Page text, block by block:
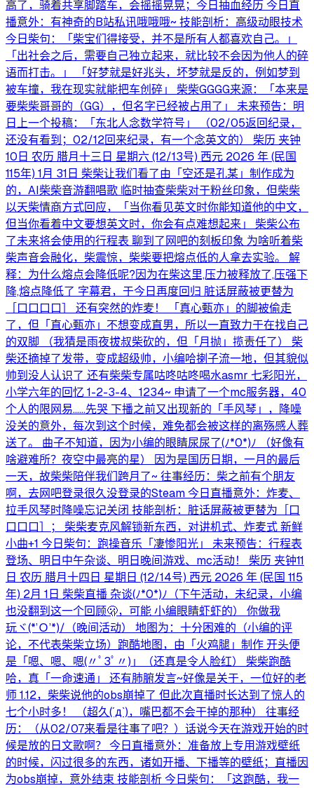
高了，骑着共享脚踏车，会摇摇晃晃；今日抽血经历 今日直
播意外：有神奇的B站私讯哦哦哦~ 技能剖析：高级动眼技术
今日柴句：「柴宝们得接受，并不是所有人都喜欢自己。」
「出社会之后，需要自己独立起来，就比较不会因为他人的碎
语而打击。」 「好梦就是好兆头，坏梦就是反的，例如梦到
被车撞，我在现实就能把车创碎」 柴柴GGGG来源：「本来是
要柴柴哥哥的（GG），但名字已经被占用了」 未来预告：明
日上一个投稿：「东北人念数学符号」 （02/05返回纪录，
还没有看到；02/12回来纪录，有一个念英文的） 柴历 夹钟
10日 农历 腊月十三日 星期六 (12/13号) 西元 2026 年 (民国
115年) 1月 31日 柴柴让我们看了由「空还是孔某」制作成为
的，AI柴柴音游翻唱歌 临时抽查柴柴对于粉丝印象，但柴柴
以天柴情商方式回应，「当你看见英文时你能知道他的中文，
但当你看着中文要想英文时，你会有点难想起来」 柴柴公布
了未来将会使用的行程表 聊到了网吧的刻板印象 为啥听着柴
柴声音会融化，柴震惊，柴柴要把熔点低的人拿去实验。 解
释：为什么熔点会降低呢?因为在柴这里,压力被释放了,压强下
降,熔点降低了 字幕君，于今日再度回归 脏话屏蔽被更替为
［口口口口］ 还有突然的炸麦！ 「真心甄亦」的脚被偷走
了，但「直心甄亦」不想变成直男，所以一直致力于在找自己
的双脚 （我猜是雨夜拔叔柴砍的，但「月抛」揽责任了） 柴
柴还摘掉了发带，变成超级帅，小编哈揦子流一地，但其貌似
帅到没人认识了 还有柴柴专属咕咚咕咚喝水asmr 七彩阳光，
小学六年的回忆 1-2-3-4、1234~ 申请了一个mc服务器，40
个人的限网易……先哭 下播之前又出现新的「手风琴」，降噪
没关的意外，每次到这个时候，难免都会被这样的离殇感人葬
送了。 曲子不知道，因为小编的眼睛尿尿了(⁠ﾉ⁠*⁠0⁠*⁠)⁠ﾉ （好像有
啥避难所？夜空中最亮的星） 因为是国历日期，一月的最后
一天，故柴柴陪伴我们跨月了~ 往事经历：柴之前有个朋友
啊，去网吧登录很久没登录的Steam 今日直播意外：炸麦、
拉手风琴时降噪忘记关闭 技能剖析：脏话屏蔽被更替为［口
口口口］； 柴柴麦克风解锁新东西，对讲机式、炸麦式 新鲜
小曲+1 今日柴句：跑操音乐「凄惨阳光」 未来预告：行程表
登场、明日中午杂谈、明日晚间游戏、mc活动！ 柴历 夹钟11
日 农历 腊月十四日 星期日 (12/14号) 西元 2026 年 (民国 115
年) 2月 1日 柴柴直播 杂谈(⁠ﾉ⁠*⁠0⁠*⁠)⁠ﾉ（下午活动，未纪录，小编
也没翻到这一个回顾🫢，可能 小编眼睛虾虾的） 你做我
玩ヾ⁠(⁠*⁠’⁠Ｏ⁠’⁠*⁠)⁠/（晚间活动） 地图为：十分困难的（小编的评
论，不代表柴柴立场）跑酷地图，由「火鸡腿」制作 开头便
是「嗯、嗯、嗯(⁠〃ﾟ⁠3ﾟ⁠〃⁠)」（还真是令人脸红） 柴柴跑酷
哈，真「一命速通」 还有肺腑发言~好像是关于，一位好的老
师 1.12，柴柴说他的obs崩掉了 但此次直播时长达到了惊人的
七个小时多！ （超久⁠(⁠´⁠д⁠`⁠)⁠，嘴巴都不会干掉的那种） 往事经
历：（从02/07来看是往事了吧？）话说今天在游戏开始的时
候是放的日文歌啊？ 今日直播意外：准备放上专用游戏壁纸
的时候，闪过很多的东西，诸如开播、下播等的壁纸；直播因
为obs崩掉，意外结束 技能剖析 今日柴句：「这跑酷，我一